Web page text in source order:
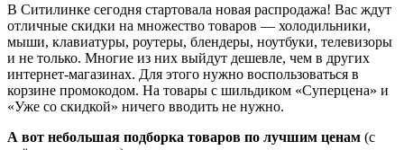
В Ситилинке сегодня стартовала новая распродажа! Вас ждут
отличные скидки на множество товаров — холодильники,
мыши, клавиатуры, роутеры, блендеры, ноутбуки, телевизоры
и не только. Многие из них выйдут дешевле, чем в других
интернет-магазинах. Для этого нужно воспользоваться в
корзине промокодом. На товары с шильдиком «Суперцена» и
«Уже со скидкой» ничего вводить не нужно.
А вот небольшая подборка товаров по лучшим ценам (с